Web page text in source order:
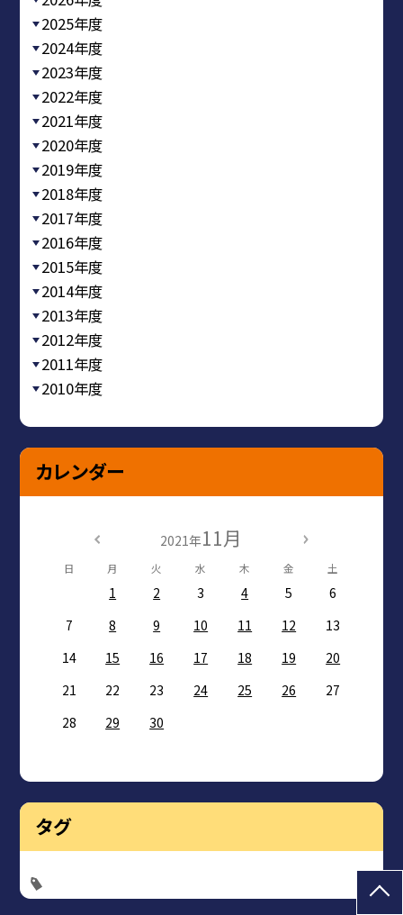
2025年度
2024年度
2023年度
2022年度
2021年度
2020年度
2019年度
2018年度
2017年度
2016年度
2015年度
2014年度
2013年度
2012年度
2011年度
2010年度
カレンダー
2021年11月
日 月 火 水 木 金 土
1 2 3 4 5
6
7
8 9 10 11 12
13
14
15 16 17 18 19
20
21
22 23 24 25 26
27
28
29 30
タグ